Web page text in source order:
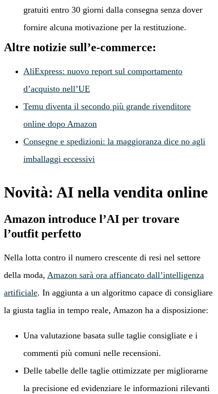
gratuiti entro 30 giorni dalla consegna senza dover
fornire alcuna motivazione per la restituzione.
Altre notizie sull’e-commerce:
AliExpress: nuovo report sul comportamento
d’acquisto nell’UE
Temu diventa il secondo più grande rivenditore
online dopo Amazon
Consegne e spedizioni: la maggioranza dice no agli
imballaggi eccessivi
Novità: AI nella vendita online
Amazon introduce l’AI per trovare
l’outfit perfetto
Nella lotta contro il numero crescente di resi nel settore
della moda, Amazon sarà ora affiancato dall’intelligenza
artificiale. In aggiunta a un algoritmo capace di consigliare
la giusta taglia in tempo reale, Amazon ha a disposizione:
Una valutazione basata sulle taglie consigliate e i
commenti più comuni nelle recensioni.
Delle tabelle delle taglie ottimizzate per migliorarne
la precisione ed evidenziare le informazioni rilevanti